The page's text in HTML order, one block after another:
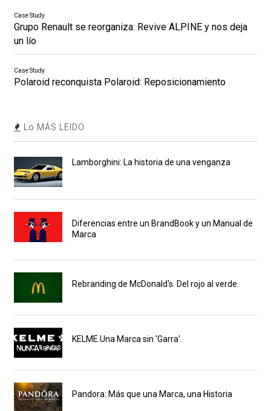
Case Study
Grupo Renault se reorganiza: Revive ALPINE y nos deja
un lío
Case Study
Polaroid reconquista Polaroid: Reposicionamiento
Lo MÁS LEIDO
Lamborghini: La historia de una venganza
Diferencias entre un BrandBook y un Manual de
Marca
Rebranding de McDonald's. Del rojo al verde.
KELME.Una Marca sin 'Garra'.
Pandora: Más que una Marca, una Historia